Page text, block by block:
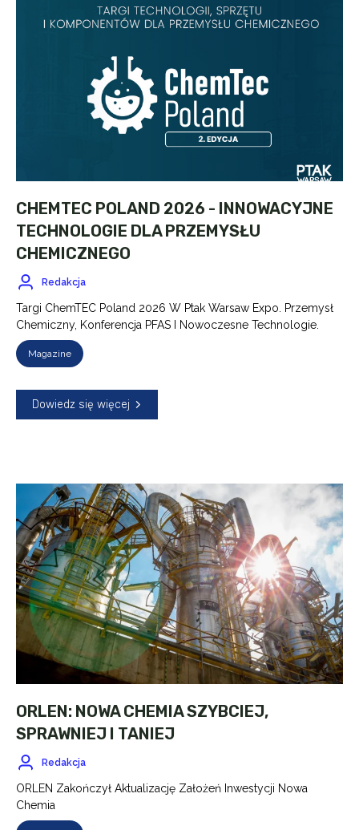
CHEMTEC POLAND 2026 - INNOWACYJNE
TECHNOLOGIE DLA PRZEMYSŁU
CHEMICZNEGO
Redakcja
Targi ChemTEC Poland 2026 W Ptak Warsaw Expo. Przemysł
Chemiczny, Konferencja PFAS I Nowoczesne Technologie.
Magazine
Dowiedz się więcej
ORLEN: NOWA CHEMIA SZYBCIEJ,
SPRAWNIEJ I TANIEJ
Redakcja
ORLEN Zakończył Aktualizację Założeń Inwestycji Nowa
Chemia